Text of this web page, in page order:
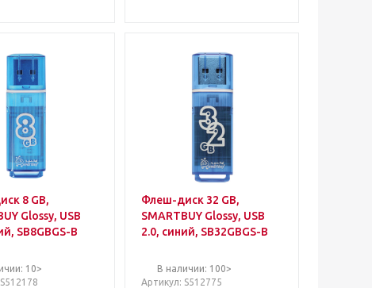
8 GB,
Glossy, USB
SB8GBGS-B
10>
Флеш-диск 32 GB,
SMARTBUY Glossy, USB
2.0, синий, SB32GBGS-B
В наличии: 100>
Артикул: S512775